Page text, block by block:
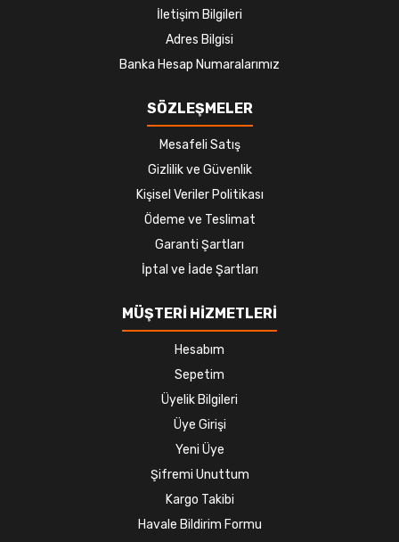
İletişim Bilgileri
Adres Bilgisi
Banka Hesap Numaralarımız
SÖZLEŞMELER
Mesafeli Satış
Gizlilik ve Güvenlik
Kişisel Veriler Politikası
Ödeme ve Teslimat
Garanti Şartları
İptal ve İade Şartları
MÜŞTERİ HİZMETLERİ
Hesabım
Sepetim
Üyelik Bilgileri
Üye Girişi
Yeni Üye
Şifremi Unuttum
Kargo Takibi
Havale Bildirim Formu